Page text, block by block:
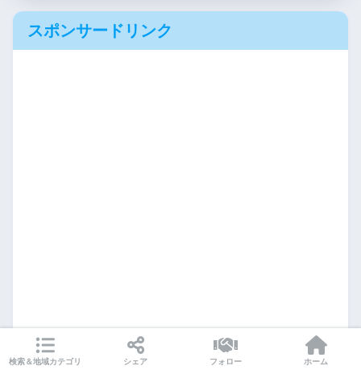
スポンサードリンク
検索＆地域カテゴリ シェア フォロー ホーム